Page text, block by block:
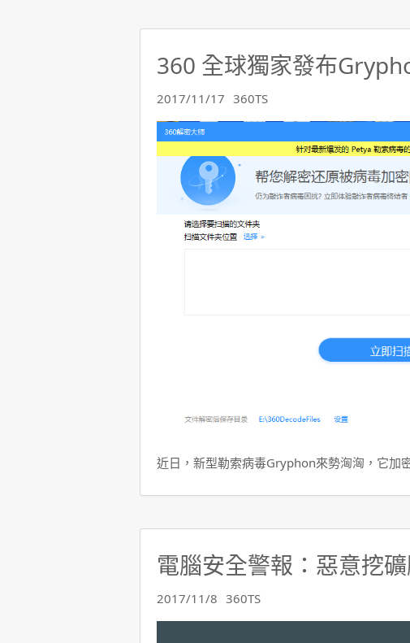
360 全球獨家發布
2017/11/17 360TS
近日，新型勒索病毒Gryphon來勢洶洶，它加
電腦安全警報：惡意挖
2017/11/8 360TS